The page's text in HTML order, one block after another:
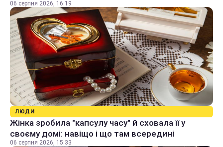
06 серпня 2026, 16:19
ЛЮДИ
Жінка зробила "капсулу часу" й сховала її у
своєму домі: навіщо і що там всередині
06 серпня 2026, 15:33